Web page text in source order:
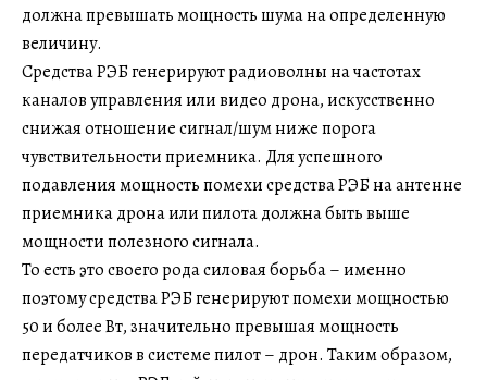
должна превышать мощность шума на определенную
величину.
Средства РЭБ генерируют радиоволны на частотах
каналов управления или видео дрона, искусственно
снижая отношение сигнал/шум ниже порога
чувствительности приемника. Для успешного
подавления мощность помехи средства РЭБ на антенне
приемника дрона или пилота должна быть выше
мощности полезного сигнала.
То есть это своего рода силовая борьба – именно
поэтому средства РЭБ генерируют помехи мощностью
50 и более Вт, значительно превышая мощность
передатчиков в системе пилот – дрон. Таким образом,